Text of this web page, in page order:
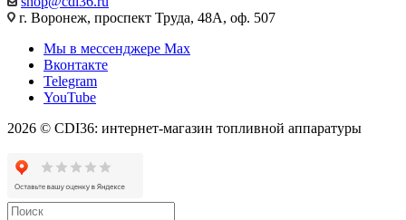
г. Воронеж, проспект Труда, 48А, оф. 507
Мы в мессенджере Max
Вконтакте
Telegram
YouTube
2026 © CDI36: интернет-магазин топливной аппаратуры